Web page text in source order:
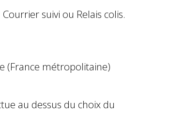
suivi ou Relais colis.
(France métropolitaine)
au dessus du choix du